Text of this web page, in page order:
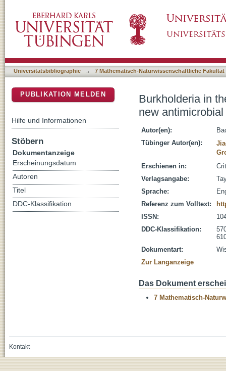
metabolites
Universitätsbibliographie → 7 Mathematisch-Naturwissenschaftliche Fakultät
Burkholderia in
new
Autor(en):
Tübinger Autor(en):
Erschienen in:
Verlagsangabe:
Sprache:
Referenz zum Volltext:
ISSN:
DDC-Klassifikation:
Dokumentart:
Zur Langanzeige
Das Dokument
7 Mathematisch-
PUBLIKATION MELDEN
Hilfe und Informationen
Stöbern
Dokumentanzeige
Erscheinungsdatum
Autoren
Titel
DDC-Klassifikation
Kontakt